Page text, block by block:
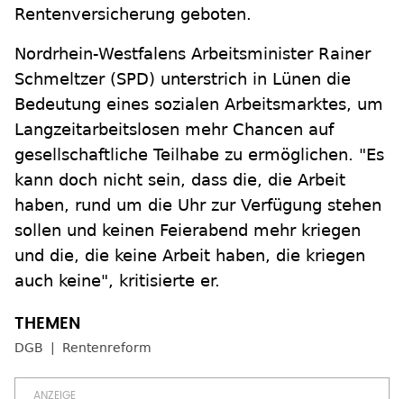
Rentenversicherung geboten.
Nordrhein-Westfalens Arbeitsminister Rainer
Schmeltzer (SPD) unterstrich in Lünen die
Bedeutung eines sozialen Arbeitsmarktes, um
Langzeitarbeitslosen mehr Chancen auf
gesellschaftliche Teilhabe zu ermöglichen. "Es
kann doch nicht sein, dass die, die Arbeit
haben, rund um die Uhr zur Verfügung stehen
sollen und keinen Feierabend mehr kriegen
und die, die keine Arbeit haben, die kriegen
auch keine", kritisierte er.
DGB Rentenreform